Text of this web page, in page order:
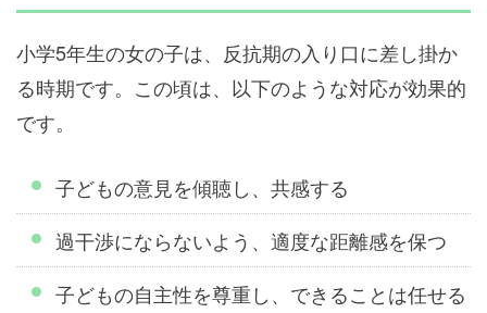
小学5年生の女の子は、反抗期の入り口に差し掛か
る時期です。この頃は、以下のような対応が効果的
です。
子どもの意見を傾聴し、共感する
過干渉にならないよう、適度な距離感を保つ
子どもの自主性を尊重し、できることは任せる